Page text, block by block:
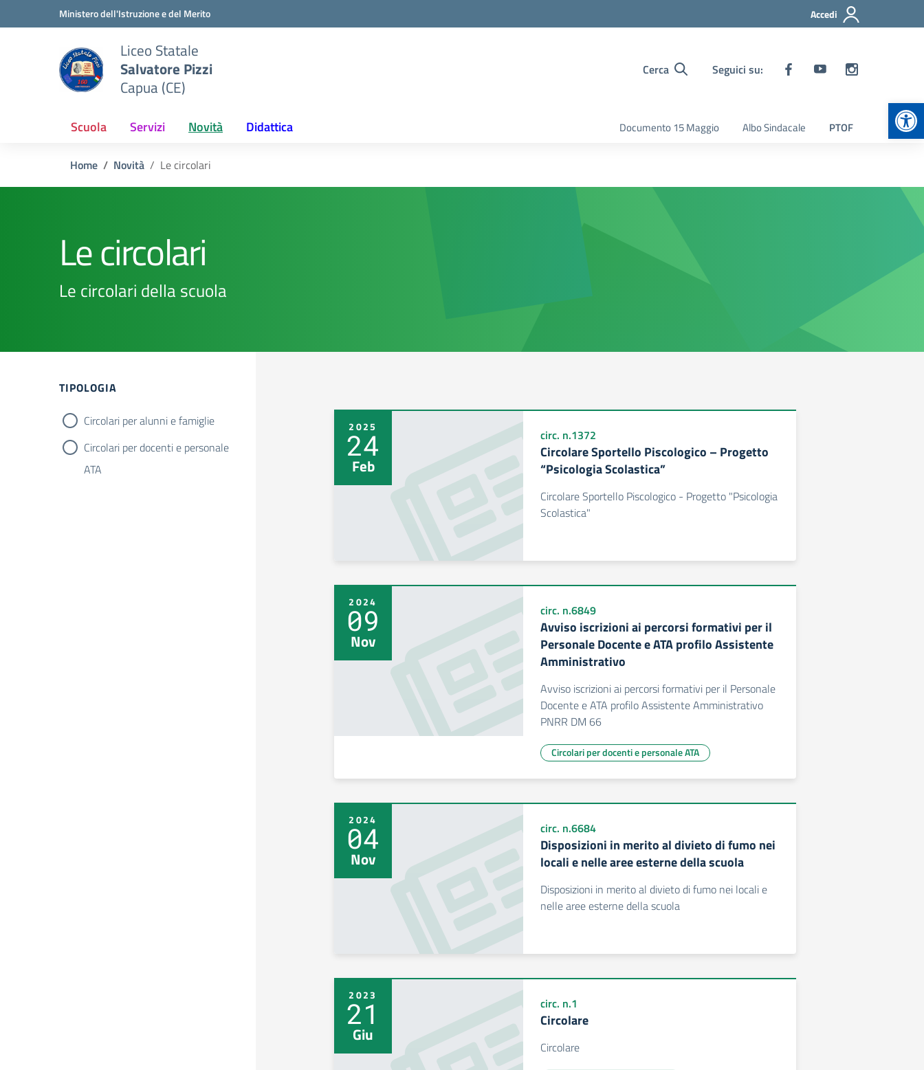
Vai ai contenuti
Vai al menu di navigazioneMinistero dell'Istruzione e del Merito Accedi
Liceo Statale
Salvatore Pizzi
Capua (CE)
Cerca Seguici su:
Scuola Servizi Novità Didattica Documento 15 Maggio Albo Sindacale PTOF
Home Novità Le circolari
Le circolari
Le circolari della scuola
Filtri
TIPOLOGIA
Circolari per alunni e famiglie
Circolari per docenti e personale
ATA
2025
24
Feb
circ. n.1372
Circolare Sportello Piscologico – Progetto
“Psicologia Scolastica”
Circolare Sportello Piscologico - Progetto "Psicologia
Scolastica"
2024
09
Nov
circ. n.6849
Avviso iscrizioni ai percorsi formativi per il
Personale Docente e ATA profilo Assistente
Amministrativo
Avviso iscrizioni ai percorsi formativi per il Personale
Docente e ATA profilo Assistente Amministrativo
PNRR DM 66
Circolari per docenti e personale ATA
2024
04
Nov
circ. n.6684
Disposizioni in merito al divieto di fumo nei
locali e nelle aree esterne della scuola
Disposizioni in merito al divieto di fumo nei locali e
nelle aree esterne della scuola
2023
21
Giu
circ. n.1
Circolare
Circolare